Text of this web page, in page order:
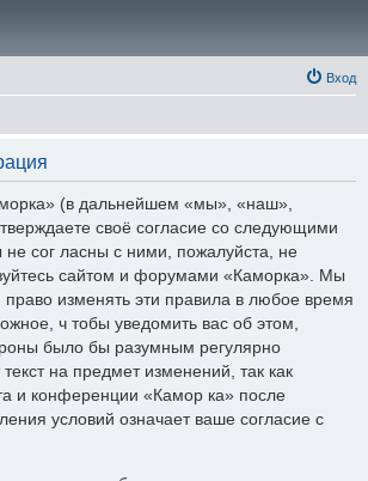
Вход
(в дальнейшем «мы», «наш»,
своё согласие со следующими
сог ласны с ними, пожалуйста, не
сайтом и форумами «Каморка». Мы
право изменять эти правила в любое время
ч тобы уведомить вас об этом,
было бы разумным регулярно
текст на предмет изменений, так как
и конференции «Камор ка» после
условий означает ваше согласие с